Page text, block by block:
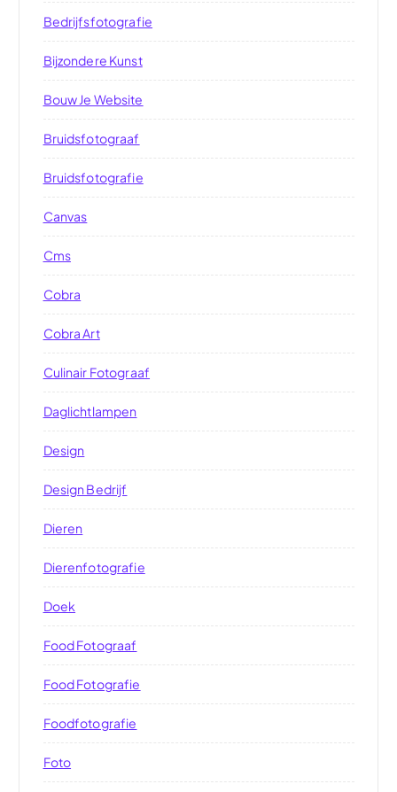
Bedrijfsfotografie
Bijzondere Kunst
Bouw Je Website
Bruidsfotograaf
Bruidsfotografie
Canvas
Cms
Cobra
Cobra Art
Culinair Fotograaf
Daglichtlampen
Design
Design Bedrijf
Dieren
Dierenfotografie
Doek
Food Fotograaf
Food Fotografie
Foodfotografie
Foto